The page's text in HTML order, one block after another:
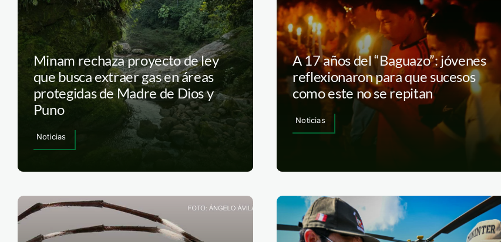
Minam rechaza proyecto de ley
que busca extraer gas en áreas
protegidas de Madre de Dios y
Puno
Noticias
A 17 años del “Baguazo”: jóvenes
reflexionaron para que sucesos
como este no se repitan
Noticias